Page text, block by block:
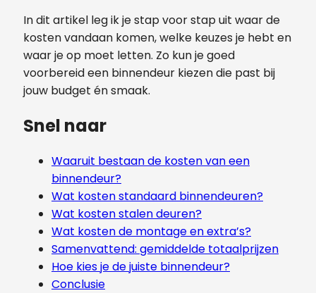
In dit artikel leg ik je stap voor stap uit waar de
kosten vandaan komen, welke keuzes je hebt en
waar je op moet letten. Zo kun je goed
voorbereid een binnendeur kiezen die past bij
jouw budget én smaak.
Snel naar
Waaruit bestaan de kosten van een
binnendeur?
Wat kosten standaard binnendeuren?
Wat kosten stalen deuren?
Wat kosten de montage en extra’s?
Samenvattend: gemiddelde totaalprijzen
Hoe kies je de juiste binnendeur?
Conclusie